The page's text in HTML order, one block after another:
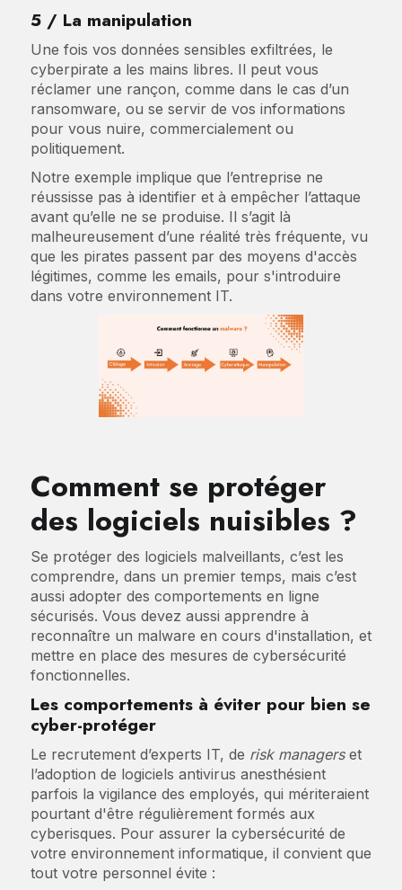
5 / La manipulation
Une fois vos données sensibles exfiltrées, le
cyberpirate a les mains libres. Il peut vous
réclamer une rançon, comme dans le cas d’un
ransomware, ou se servir de vos informations
pour vous nuire, commercialement ou
politiquement.
Notre exemple implique que l’entreprise ne
réussisse pas à identifier et à empêcher l’attaque
avant qu’elle ne se produise. Il s’agit là
malheureusement d’une réalité très fréquente, vu
que les pirates passent par des moyens d'accès
légitimes, comme les emails, pour s'introduire
dans votre environnement IT.
Comment se protéger
des logiciels nuisibles ?
Se protéger des logiciels malveillants, c’est les
comprendre, dans un premier temps, mais c’est
aussi adopter des comportements en ligne
sécurisés. Vous devez aussi apprendre à
reconnaître un malware en cours d'installation, et
mettre en place des mesures de cybersécurité
fonctionnelles.
Les comportements à éviter pour bien se
cyber-protéger
Le recrutement d’experts IT, de risk managerset
l’adoption de logiciels antivirus anesthésient
parfois la vigilance des employés, qui mériteraient
pourtant d'être régulièrement formés aux
cyberisques. Pour assurer la cybersécurité de
votre environnement informatique, il convient que
tout votre personnel évite :